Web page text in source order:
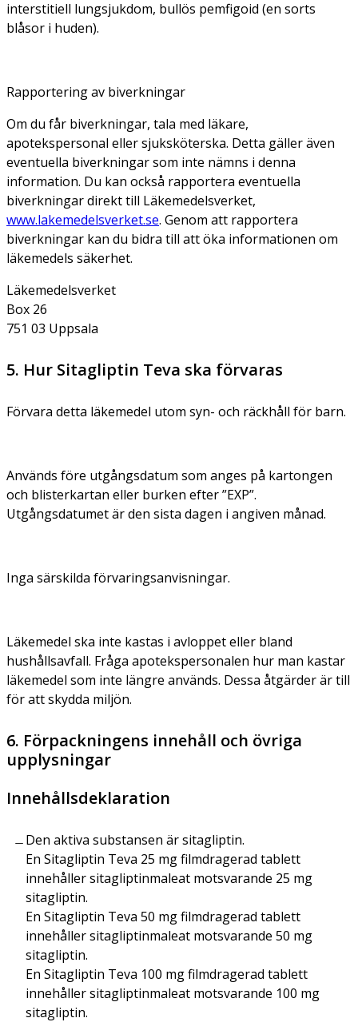
interstitiell lungsjukdom, bullös pemfigoid (en sorts
blåsor i huden).
Rapportering av biverkningar
Om du får biverkningar, tala med läkare,
apotekspersonal eller sjuksköterska. Detta gäller även
eventuella biverkningar som inte nämns i denna
information. Du kan också rapportera eventuella
biverkningar direkt till Läkemedelsverket,
www.lakemedelsverket.se. Genom att rapportera
biverkningar kan du bidra till att öka informationen om
läkemedels säkerhet.
Läkemedelsverket
Box 26
751 03 Uppsala
5. Hur Sitagliptin Teva ska förvaras
Förvara detta läkemedel utom syn- och räckhåll för barn.
Används före utgångsdatum som anges på kartongen
och blisterkartan eller burken efter ”EXP”.
Utgångsdatumet är den sista dagen i angiven månad.
Inga särskilda förvaringsanvisningar.
Läkemedel ska inte kastas i avloppet eller bland
hushållsavfall. Fråga apotekspersonalen hur man kastar
läkemedel som inte längre används. Dessa åtgärder är till
för att skydda miljön.
6. Förpackningens innehåll och övriga
upplysningar
Innehållsdeklaration
Den aktiva substansen är sitagliptin.
En Sitagliptin Teva 25 mg filmdragerad tablett
innehåller sitagliptinmaleat motsvarande 25 mg
sitagliptin.
En Sitagliptin Teva 50 mg filmdragerad tablett
innehåller sitagliptinmaleat motsvarande 50 mg
sitagliptin.
En Sitagliptin Teva 100 mg filmdragerad tablett
innehåller sitagliptinmaleat motsvarande 100 mg
sitagliptin.